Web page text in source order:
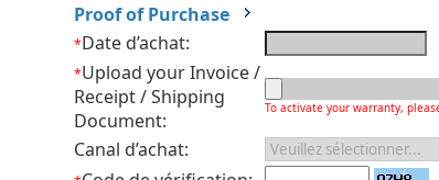
Proof of Purchase
*Date d’achat:
*Upload your Invoice /
Receipt / Shipping
Document:
To activate your warranty,
Canal d’achat: